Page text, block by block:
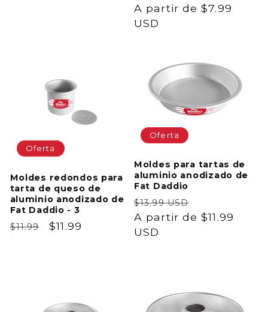
habitual
de
A partir de $7.99
USD
Oferta
Moldes redondos para
tarta de queso de
aluminio anodizado de
Fat Daddio - 3
Precio
$11.99
Precio
$11.99
Oferta
Moldes para tartas de
aluminio anodizado de
Fat Daddio
Precio
habitual
$13.99 USD
de
A partir de $11.99
USD